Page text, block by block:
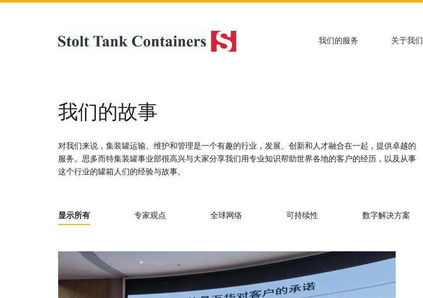
我们的服务 关于我们
我们的故事
对我们来说，集装罐运输、维护和管理是一个有趣的行业，发展、创新和人才融合在一起，提供卓越的
服务。思多而特集装罐事业部很高兴与大家分享我们用专业知识帮助世界各地的客户的经历，以及从事
这个行业的罐箱人们的经验与故事。
显示所有 专家观点 全球网络 可持续性 数字解决方案